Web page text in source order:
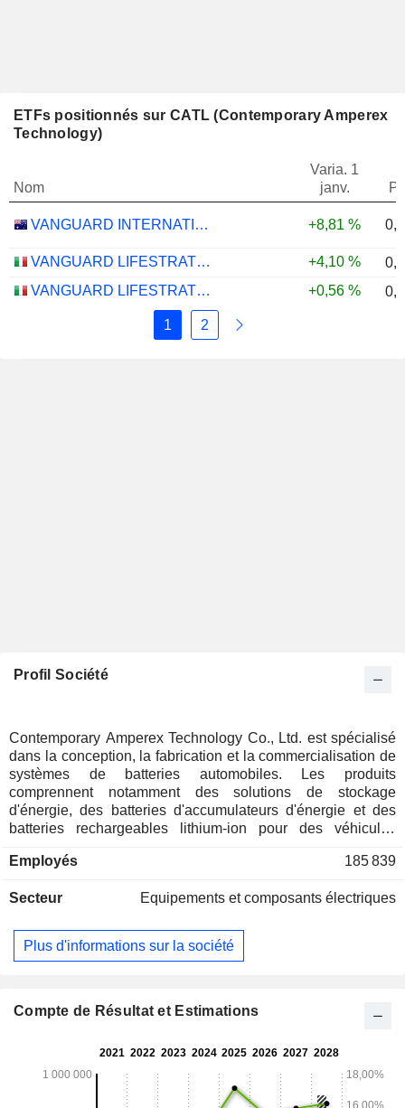
ETFs positionnés sur CATL (Contemporary Amperex
Technology)
Nom
Varia. 1
janv.
VANGUARD INTERNATIONAL EQUITY INDEX FUNDS - VANGUARD FTSE ALL-WORLD EX-US ETF +8,81 %
VANGUARD LIFESTRATEGY 40% EQUITY UCITS ETF - DISTRIBUTING - EUR +4,10 %
VANGUARD LIFESTRATEGY 20% EQUITY UCITS ETF - DISTRIBUTING - EUR
+0,56 %
1 2
Profil Société
Contemporary Amperex Technology Co., Ltd. est spécialisé
dans la conception, la fabrication et la commercialisation de
systèmes de batteries automobiles. Les produits
comprennent notamment des solutions de stockage
d'énergie, des batteries d'accumulateurs d'énergie et des
batteries rechargeables lithium-ion pour des véhicules
Employés
185 839
Secteur Equipements et composants électriques
Plus d'informations sur la société
Compte de Résultat et Estimations